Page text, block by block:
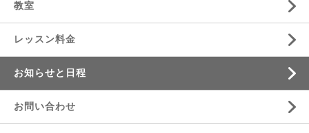
教室
レッスン料金
お知らせと日程
お問い合わせ